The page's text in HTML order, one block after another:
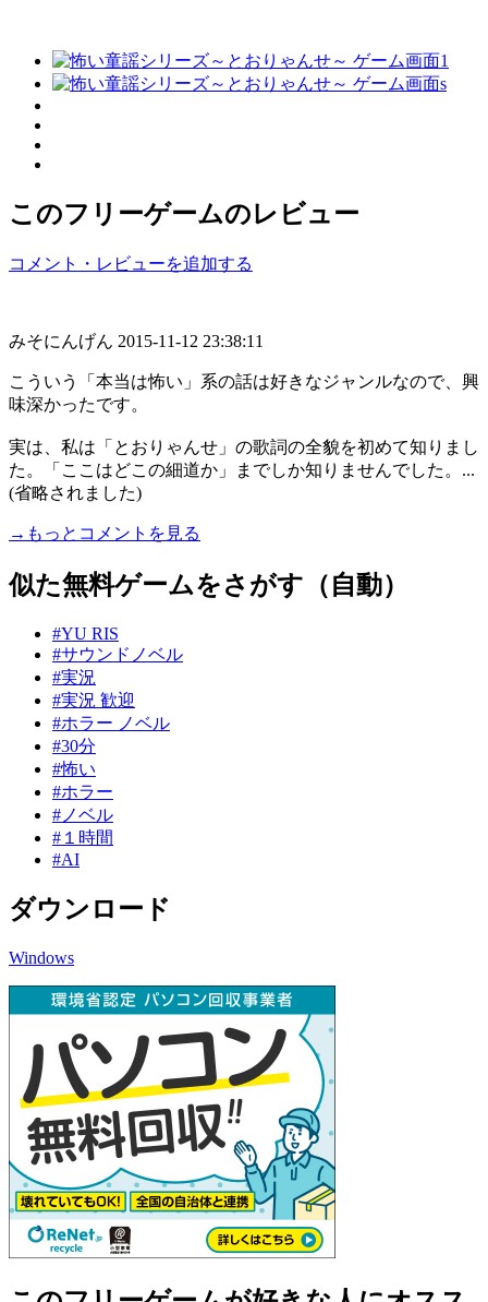
このフリーゲームのレビュー
コメント・レビューを追加する
みそにんげん 2015-11-12 23:38:11
こういう「本当は怖い」系の話は好きなジャンルなので、興
味深かったです。
実は、私は「とおりゃんせ」の歌詞の全貌を初めて知りまし
た。「ここはどこの細道か」までしか知りませんでした。...
(省略されました)
→もっとコメントを見る
似た無料ゲームをさがす（自動）
#YU RIS
#サウンドノベル
#実況
#実況 歓迎
#ホラー ノベル
#30分
#怖い
#ホラー
#ノベル
#１時間
#AI
ダウンロード
Windows